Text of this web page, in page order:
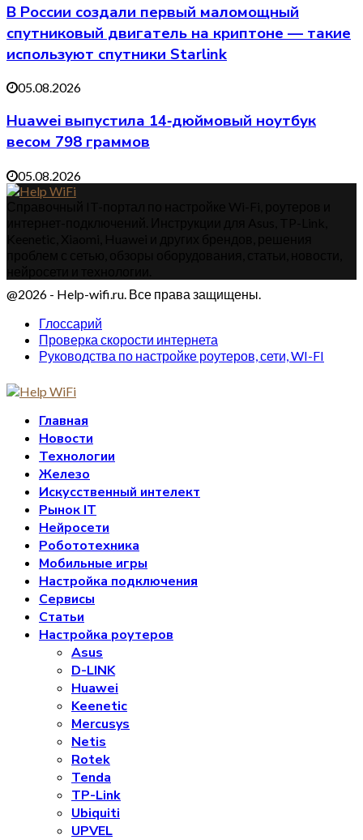
В России создали первый маломощный
спутниковый двигатель на криптоне — такие
используют спутники Starlink
05.08.2026
Huawei выпустила 14‑дюймовый ноутбук
весом 798 граммов
05.08.2026
@2026 - Help-wifi.ru. Все права защищены.
Глоссарий
Проверка скорости интернета
Руководства по настройке роутеров, сети, WI-FI
Главная
Новости
Технологии
Железо
Искусственный интелект
Рынок IT
Нейросети
Робототехника
Мобильные игры
Настройка подключения
Сервисы
Статьи
Настройка роутеров
Asus
D-LINK
Huawei
Keenetic
Mercusys
Netis
Rotek
Tenda
TP-Link
Ubiquiti
UPVEL